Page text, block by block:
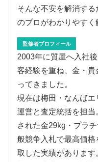
そんな不安を解消す
のプロがわかりやすく
監修者プロフィール
2003年に質屋へ入社
客経験を重ね、金・
ってきました。
現在は梅田・なんば
運営と査定統括を担
された金29kg・プラ
般競争入札で最高価
取した実績があります